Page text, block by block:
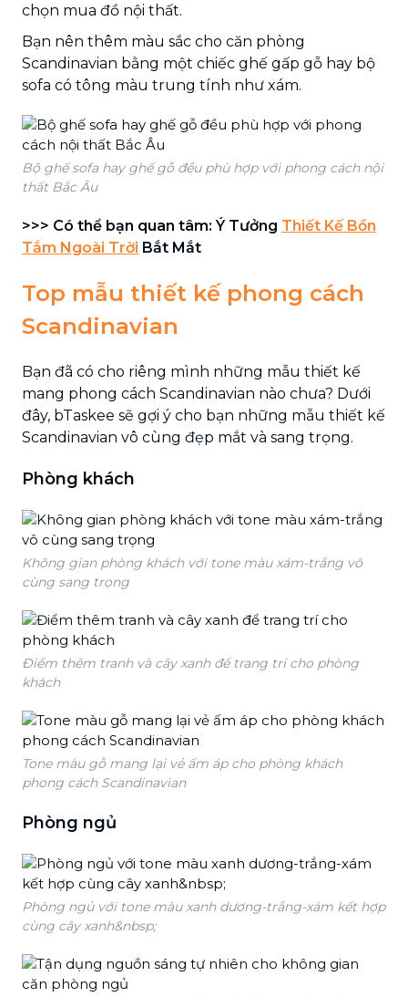
chọn mua đồ nội thất.
Bạn nên thêm màu sắc cho căn phòng
Scandinavian bằng một chiếc ghế gấp gỗ hay bộ
sofa có tông màu trung tính như xám.
Bộ ghế sofa hay ghế gỗ đều phù hợp với phong cách nội
thất Bắc Âu
>>> Có thể bạn quan tâm: Ý Tưởng Thiết Kế Bồn
Tắm Ngoài Trời Bắt Mắt
Top mẫu thiết kế phong cách
Scandinavian
Bạn đã có cho riêng mình những mẫu thiết kế
mang phong cách Scandinavian nào chưa? Dưới
đây, bTaskee sẽ gợi ý cho bạn những mẫu thiết kế
Scandinavian vô cùng đẹp mắt và sang trọng.
Phòng khách
Không gian phòng khách với tone màu xám-trắng vô
cùng sang trọng
Điểm thêm tranh và cây xanh để trang trí cho phòng
khách
Tone màu gỗ mang lại vẻ ấm áp cho phòng khách
phong cách Scandinavian
Phòng ngủ
Phòng ngủ với tone màu xanh dương-trắng-xám kết hợp
cùng cây xanh&nbsp;